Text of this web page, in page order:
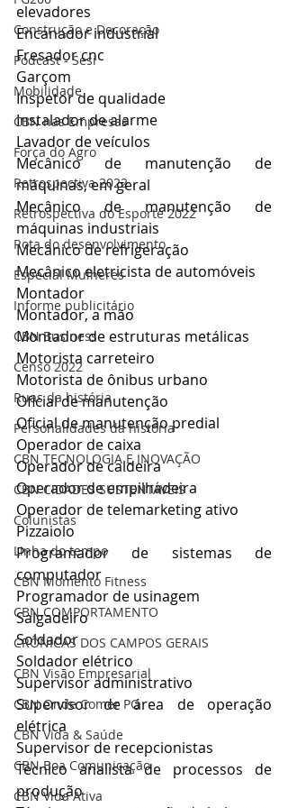
Construção e Decoração
Podcast - Sesi
Mobilidade
CBN nas Empresas
Força do Agro
Retrospectiva 2022
Retrospectiva do Esporte 2022
Rota do desenvolvimento
Especial Mulheres
Informe publicitário
CBN Business
Censo 2022
Ruas da história
Personalidades da história
CBN TECNOLOGIA E INOVAÇÃO
CBN CIDADES SUSTENTÁVEIS
Colunistas
Linha do tempo
CBN Momento Fitness
CBN COMPORTAMENTO
CRÔNICAS DOS CAMPOS GERAIS
CBN Visão Empresarial
CBN Onde Comer PG
CBN Vida & Saúde
CBN Boa Comunicação
CBN Vida Ativa
elevadores
Encanador industrial
Fresador cnc
Garçom
Inspetor de qualidade
Instalador de alarme
Lavador de veículos
Mecânico de manutenção de
máquinas, em geral
Mecânico de manutenção de
máquinas industriais
Mecânico de refrigeração
Mecânico eletricista de automóveis
Montador
Montador, a mão
Montador de estruturas metálicas
Motorista carreteiro
Motorista de ônibus urbano
Oficial de manutenção
Oficial de manutenção predial
Operador de caixa
Operador de caldeira
Operador de empilhadeira
Operador de telemarketing ativo
Pizzaiolo
Programador de sistemas de
computador
Programador de usinagem
Salgadeiro
Soldador
Soldador elétrico
Supervisor administrativo
Supervisor de área de operação
elétrica
Supervisor de recepcionistas
Técnico analista de processos de
produção